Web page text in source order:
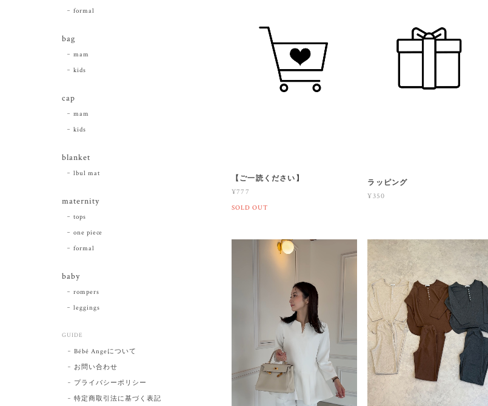
【ご一読ください】
¥777
SOLD OUT
ラッピング
¥350
formal
bag
mam
kids
cap
mam
kids
blanket
lbul mat
maternity
tops
one piece
formal
baby
rompers
leggings
GUIDE
Bébé Angeについて
お問い合わせ
プライバシーポリシー
特定商取引法に基づく表記